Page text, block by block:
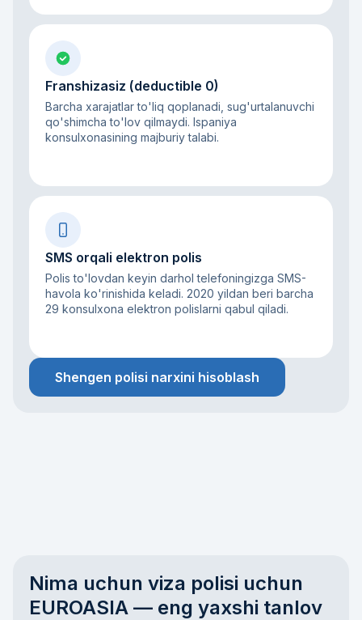
Franshizasiz (deductible 0)
Barcha xarajatlar to'liq qoplanadi, sug'urtalanuvchi
qo'shimcha to'lov qilmaydi. Ispaniya
konsulxonasining majburiy talabi.
SMS orqali elektron polis
Polis to'lovdan keyin darhol telefoningizga SMS-
havola ko'rinishida keladi. 2020 yildan beri barcha
29 konsulxona elektron polislarni qabul qiladi.
Shengen polisi narxini hisoblash
Nima uchun viza polisi uchun
EUROASIA — eng yaxshi tanlov